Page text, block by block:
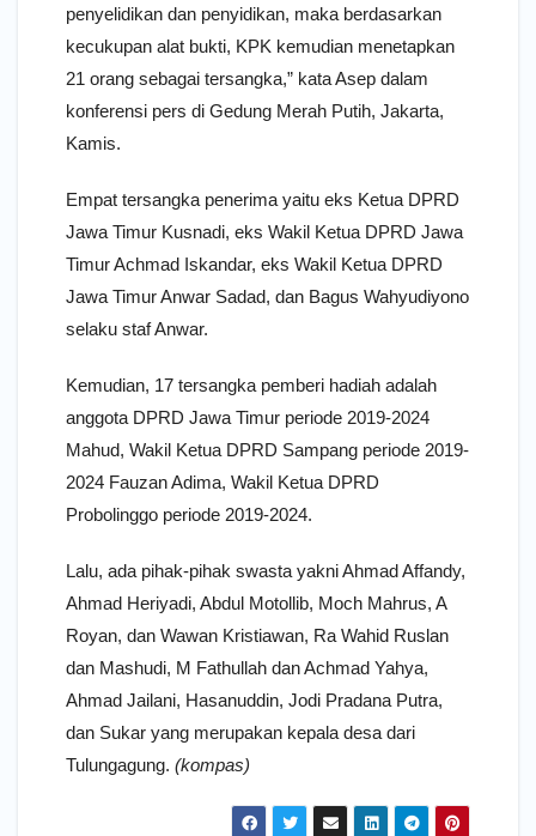
penyelidikan dan penyidikan, maka berdasarkan
kecukupan alat bukti, KPK kemudian menetapkan
21 orang sebagai tersangka,” kata Asep dalam
konferensi pers di Gedung Merah Putih, Jakarta,
Kamis.
Empat tersangka penerima yaitu eks Ketua DPRD
Jawa Timur Kusnadi, eks Wakil Ketua DPRD Jawa
Timur Achmad Iskandar, eks Wakil Ketua DPRD
Jawa Timur Anwar Sadad, dan Bagus Wahyudiyono
selaku staf Anwar.
Kemudian, 17 tersangka pemberi hadiah adalah
anggota DPRD Jawa Timur periode 2019-2024
Mahud, Wakil Ketua DPRD Sampang periode 2019-
2024 Fauzan Adima, Wakil Ketua DPRD
Probolinggo periode 2019-2024.
Lalu, ada pihak-pihak swasta yakni Ahmad Affandy,
Ahmad Heriyadi, Abdul Motollib, Moch Mahrus, A
Royan, dan Wawan Kristiawan, Ra Wahid Ruslan
dan Mashudi, M Fathullah dan Achmad Yahya,
Ahmad Jailani, Hasanuddin, Jodi Pradana Putra,
dan Sukar yang merupakan kepala desa dari
Tulungagung. (kompas)